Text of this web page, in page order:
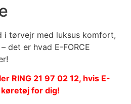
i tørvejr med luksus komfort,
det er hvad E-FORCE
RING 21 97 02 12, hvis E-
køretøj for dig!